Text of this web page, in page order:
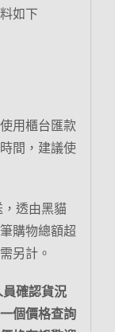
如下
用櫃台匯款
間，建議使
透由黑貓
購物總額超
另計。
確認貨況
個價格查詢